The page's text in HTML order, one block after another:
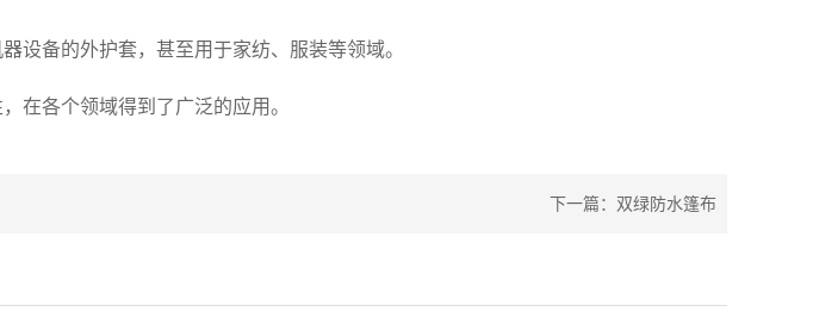
设备的外护套，甚至用于家纺、服装等领域。
在各个领域得到了广泛的应用。
下一篇： 双绿防水篷布